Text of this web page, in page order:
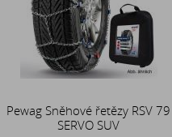
Pewag Sněhové řetězy RSV 79
SERVO SUV